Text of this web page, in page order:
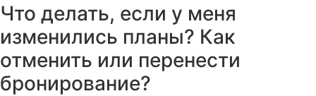
Что делать, если у меня
изменились планы? Как
отменить или перенести
бронирование?